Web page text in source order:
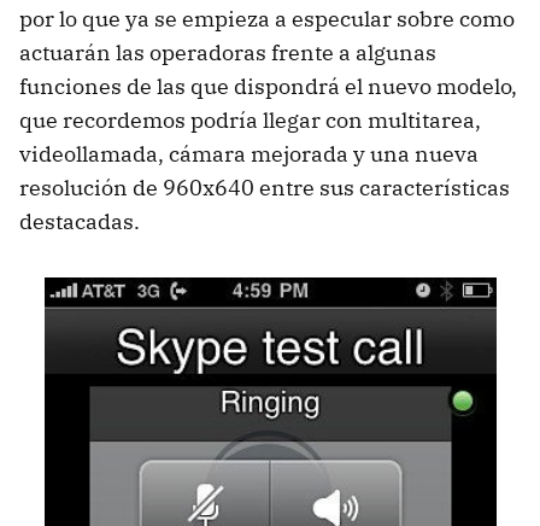
por lo que ya se empieza a especular sobre como
actuarán las operadoras frente a algunas
funciones de las que dispondrá el nuevo modelo,
que recordemos podría llegar con multitarea,
videollamada, cámara mejorada y una nueva
resolución de 960x640 entre sus características
destacadas.